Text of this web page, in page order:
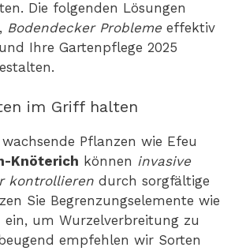
Die folgenden Lösungen
Bodendecker Probleme effektiv
Ihre Gartenpflege 2025
im Griff halten
Pflanzen wie Efeu
Knöterich können invasive
kontrollieren durch sorgfältige
Sie Begrenzungselemente wie
ein, um Wurzelverbreitung zu
empfehlen wir Sorten